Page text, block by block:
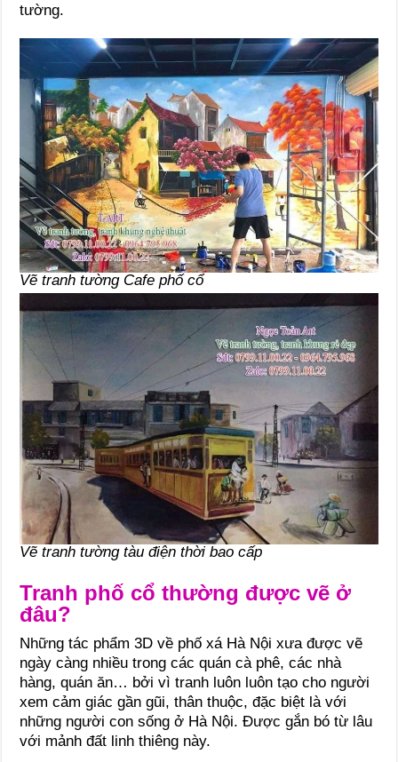
tường.
Vẽ tranh tường Cafe phố cổ
Vẽ tranh tường tàu điện thời bao cấp
Tranh phố cổ thường được vẽ ở
đâu?
Những tác phẩm 3D về phố xá Hà Nội xưa được vẽ
ngày càng nhiều trong các quán cà phê, các nhà
hàng, quán ăn… bởi vì tranh luôn luôn tạo cho người
xem cảm giác gần gũi, thân thuộc, đặc biệt là với
những người con sống ở Hà Nội. Được gắn bó từ lâu
với mảnh đất linh thiêng này.